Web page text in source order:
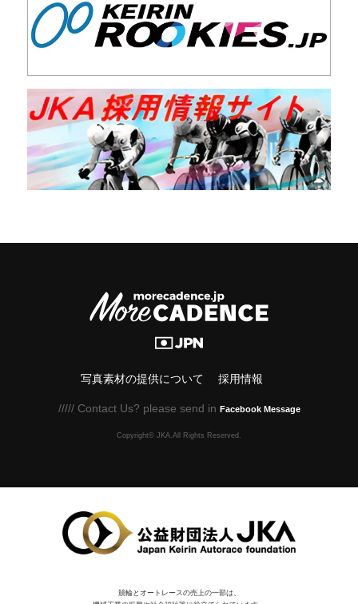
写真素材の提供について 採用情報
///// Contact Us? please send in Facebook Message
Copyright© JKA.All Rights Reserved.
競輪とオートレースの売上の一部は、